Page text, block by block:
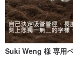
Suki Weng 様 専用